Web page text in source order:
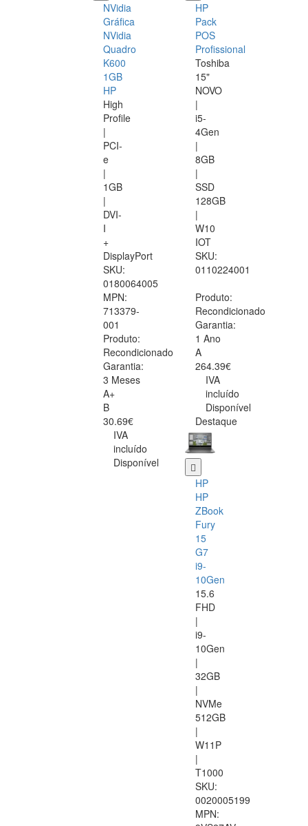
NVidia
Gráfica
NVidia
Quadro
K600
1GB
HP
High
Profile
|
PCI-
e
|
1GB
|
DVI-
I
+
DisplayPort
SKU:
0180064005
MPN:
713379-
001
Produto:
Recondicionado
Garantia:
3 Meses
A+
B
30.69€
IVA
incluído
Disponível
HP
Pack
POS
Profissional
Toshiba
15"
NOVO
|
i5-
4Gen
|
8GB
|
SSD
128GB
|
W10
IOT
SKU:
0110224001
Produto:
Recondicionado
Garantia:
1 Ano
A
264.39€
IVA
incluído
Disponível
Destaque
HP
HP
ZBook
Fury
15
G7
i9-
10Gen
15.6
FHD
|
i9-
10Gen
|
32GB
|
NVMe
512GB
|
W11P
|
T1000
SKU:
0020005199
MPN: